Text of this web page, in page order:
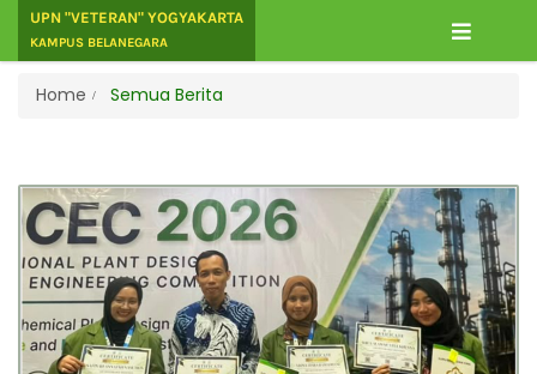
UPN "VETERAN" YOGYAKARTA
KAMPUS BELANEGARA
Home Semua Berita